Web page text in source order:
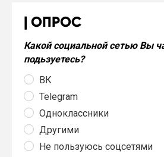
ОПРОС
Какой социальной сетью Вы
подьзуетесь?
ВК
Telegram
Одноклассники
Другими
Не пользуюсь соцсетями